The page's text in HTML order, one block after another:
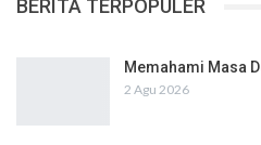
BERITA TERPOPULER
Memahami Masa
2 Agu 2026